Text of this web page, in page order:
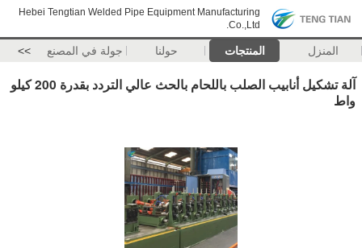
Hebei Tengtian Welded Pipe Equipment Manufacturing
Co.,Ltd.
المنزل المنتجات حولنا جولة في المصنع >>
آلة تشكيل أنابيب الصلب باللحام بالحث عالي التردد بقدرة 200 كيلو
واط